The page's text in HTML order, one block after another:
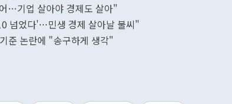
…기업 살아야 경제도 살아"
넘었다'…민생 경제 살아날 불씨"
준 논란에 "송구하게 생각"